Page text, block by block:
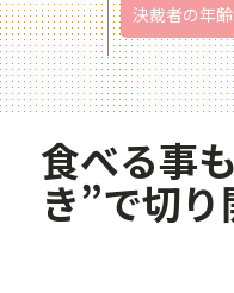
決裁者の年
食べる事
き”で切